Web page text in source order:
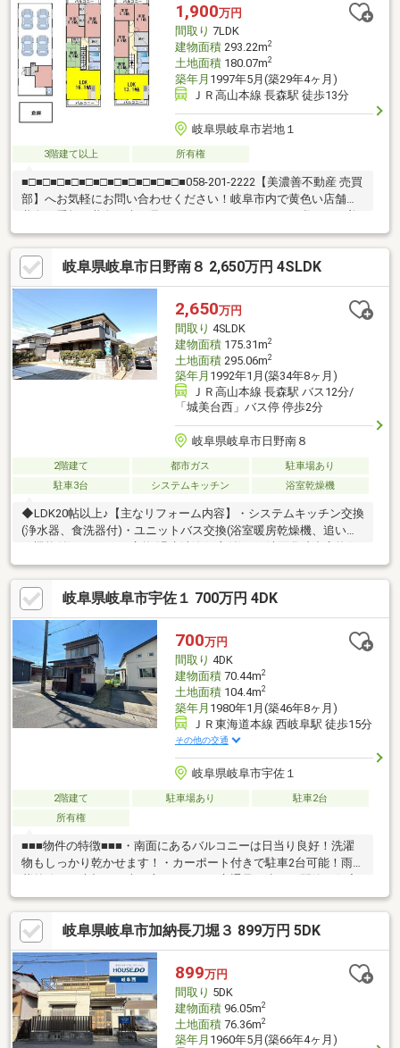
1,900万円
間取り 7LDK
建物面積293.22m2
土地面積180.07m2
築年月 1997年5月(築29年4ヶ月)
ＪＲ高山本線 長森駅 徒歩13分
岐阜県岐阜市岩地１
3階建て以上 所有権
■□■□■□■□■□■□■□■□■□■□■□■058-201-2222【美濃善不動産 売買
部】へお気軽にお問い合わせください！岐阜市内で黄色い店舗・
黄色い看板・黄色い車を見かけたことありませんか。私たちが美
濃善不動産です！岐阜を知っている岐阜の不動産エキスパート！
土地探しも住まい探しも建築も不動産のことならお任せ下さい。
■売買保有物件1000件以上！
岐阜県岐阜市日野南８ 2,650万円 4SLDK
2,650万円
間取り 4SLDK
建物面積175.31m2
土地面積295.06m2
築年月 1992年1月(築34年8ヶ月)
ＪＲ高山本線 長森駅 バス12分/
「城美台西」バス停 停歩2分
岐阜県岐阜市日野南８
2階建て 都市ガス
駐車場あり
駐車3台
システムキッチン 浴室乾燥機
◆LDK20帖以上♪【主なリフォーム内容】・システムキッチン交換
(浄水器、食洗器付)・ユニットバス交換(浴室暖房乾燥機、追い炊
ャワーノズル付) ・建具交換・クロス、フローリング貼替 ・ク
ッションフロア貼替 ・給湯器交換 ・ハウスクリーニング ・
外壁塗装物件の見学やご質問、ローンのご相談なども承ります。
＼＼家具や家電、住宅ローンに組込めます／／▼お電話でのご予
約、ご質問・お問合せはこちらまで▼TEL：0120-35-7549【通話
無料】ニッカ不動産へ！
岐阜県岐阜市宇佐１ 700万円 4DK
700万円
間取り 4DK
建物面積70.44m2
土地面積104.4m2
築年月 1980年1月(築46年8ヶ月)
ＪＲ東海道本線 西岐阜駅 徒歩15分
その他の交通
岐阜県岐阜市宇佐１
2階建て 駐車場あり
駐車2台
所有権
■■■物件の特徴■■■・南面にあるバルコニーは日当り良好！洗濯
物もしっかり乾かせます！・カーポート付きで駐車2台可能！雨や
紫外線から大切なお車を守ります！・交通量の少ない閑静な住宅
街に立地！落ち着いた新生活が過ごせますね◎・小中学校や公園
が徒歩圏内にあり、お子さまが大きくなっても暮らせるお家で
す！■■■周辺環境■■■・三里小学校…徒歩約17分・陽南中学校…徒
歩約20分・JR東海道本線「西岐阜」駅…徒歩約15分・岐阜市コミ
ュニティバス「県美術館北［岐阜県］」停…徒歩約3分・バロー市
橋店…徒歩約6分・ファミリーマート本荘中ノ町店…徒歩約8分・V
ドラッグ市橋店…徒歩約6分
岐阜県岐阜市加納長刀堀３ 899万円 5DK
899万円
間取り 5DK
建物面積96.05m2
土地面積76.36m2
築年月 1960年5月(築66年4ヶ月)